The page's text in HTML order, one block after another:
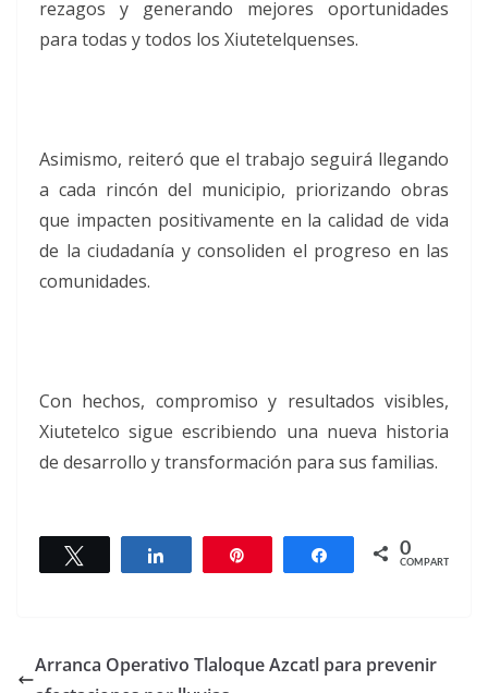
rezagos y generando mejores oportunidades
para todas y todos los Xiutetelquenses.
Asimismo, reiteró que el trabajo seguirá llegando
a cada rincón del municipio, priorizando obras
que impacten positivamente en la calidad de vida
de la ciudadanía y consoliden el progreso en las
comunidades.
Con hechos, compromiso y resultados visibles,
Xiutetelco sigue escribiendo una nueva historia
de desarrollo y transformación para sus familias.
Twittear Compartir Compartir
0
COMPARTIR
Arranca Operativo Tlaloque Azcatl para prevenir